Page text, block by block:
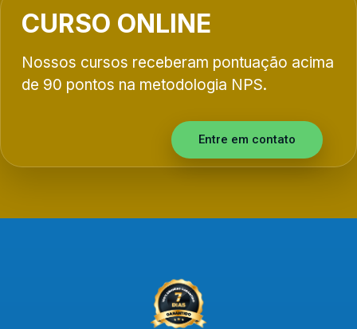
CURSO ONLINE
Nossos cursos receberam pontuação acima
de 90 pontos na metodologia NPS.
Entre em contato